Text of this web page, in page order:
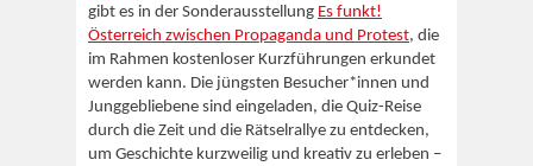
gibt es in der Sonderausstellung Es funkt!
Österreich zwischen Propaganda und Protest, die
im Rahmen kostenloser Kurzführungen erkundet
werden kann. Die jüngsten Besucher*innen und
Junggebliebene sind eingeladen, die Quiz-Reise
durch die Zeit und die Rätselrallye zu entdecken,
um Geschichte kurzweilig und kreativ zu erleben –